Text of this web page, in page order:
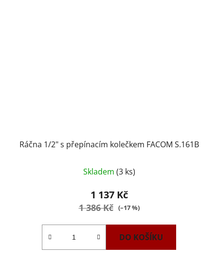
Ráčna 1/2" s přepínacím kolečkem FACOM S.161B
Skladem (3 ks)
1 137 Kč
1 386 Kč (–17 %)
DO KOŠÍKU